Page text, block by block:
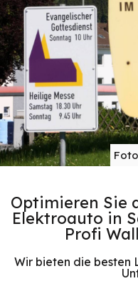
Optimieren Sie
Elektroauto in
Profi
Wir bieten die besten